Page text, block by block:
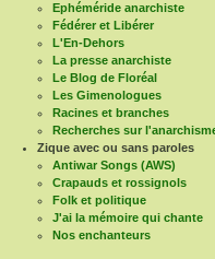
Ephéméride anarchiste
Fédérer et Libérer
L'En-Dehors
La presse anarchiste
Le Blog de Floréal
Les Gimenologues
Racines et branches
Recherches sur
Zique avec ou sans paroles
Antiwar Songs (AWS)
Crapauds et rossignols
Folk et politique
J'ai la mémoire qui chante
Nos enchanteurs